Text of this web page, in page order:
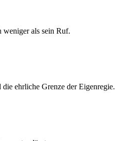
weniger als sein Ruf.
ehrliche Grenze der Eigenregie.